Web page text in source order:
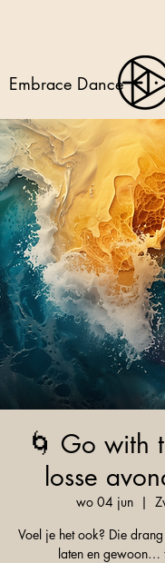
Embrace Dance
🌀 Go with
losse
wo 04 jun
  |
Voel je het ook? Die
laten en gewoon…